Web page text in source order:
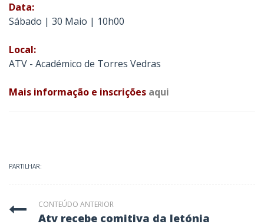
Data:
Sábado | 30 Maio | 10h00
Local:
ATV - Académico de Torres Vedras
Mais informação e inscrições aqui
PARTILHAR:
CONTEÚDO ANTERIOR
atv recebe comitiva da letónia